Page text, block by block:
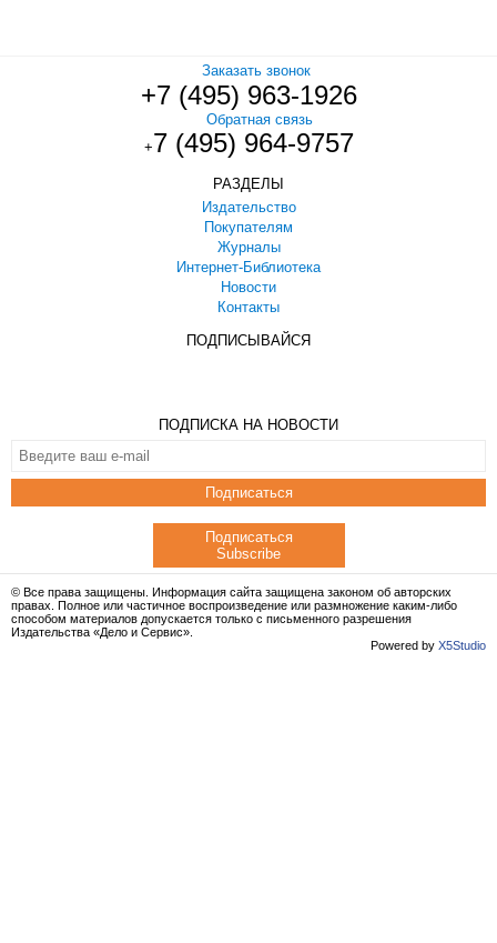
Заказать звонок
+7 (495) 963-1926
Обратная связь
+7 (495) 964-9757
РАЗДЕЛЫ
Издательство
Покупателям
Журналы
Интернет-Библиотека
Новости
Контакты
ПОДПИСЫВАЙСЯ
ПОДПИСКА НА НОВОСТИ
Подписаться
Подписаться
Subscribe
© Все права защищены. Информация сайта защищена законом об авторских
правах. Полное или частичное воспроизведение или размножение каким-либо
способом материалов допускается только с письменного разрешения
Издательства «Дело и Сервис».
Powered by X5Studio